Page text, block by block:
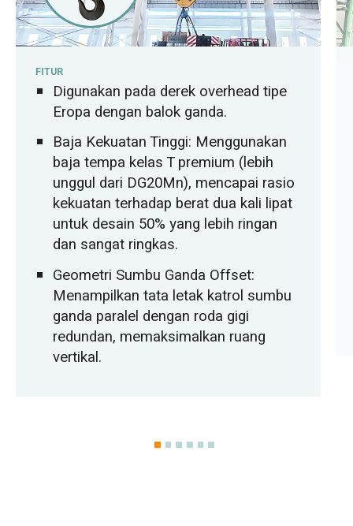
FITUR
Digunakan pada derek overhead tipe
Eropa dengan balok ganda.
Baja Kekuatan Tinggi: Menggunakan
baja tempa kelas T premium (lebih
unggul dari DG20Mn), mencapai rasio
kekuatan terhadap berat dua kali lipat
untuk desain 50% yang lebih ringan
dan sangat ringkas.
Geometri Sumbu Ganda Offset:
Menampilkan tata letak katrol sumbu
ganda paralel dengan roda gigi
redundan, memaksimalkan ruang
vertikal.